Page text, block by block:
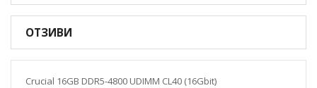
ОТЗИВИ
Crucial 16GB DDR5-4800 UDIMM CL40 (16Gbit)